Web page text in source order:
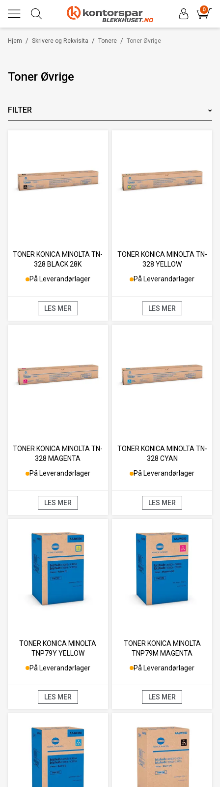
0
/
Hjem /
Skrivere og Rekvisita /
Tonere Toner Øvrige
Toner Øvrige
FILTER
TONER KONICA MINOLTA TN-
328 BLACK 28K
På Leverandørlager
LES MER
TONER KONICA MINOLTA TN-
328 YELLOW
På Leverandørlager
LES MER
TONER KONICA MINOLTA TN-
328 MAGENTA
På Leverandørlager
LES MER
TONER KONICA MINOLTA TN-
328 CYAN
På Leverandørlager
LES MER
TONER KONICA MINOLTA
TNP79Y YELLOW
C4051/C3350
På Leverandørlager
LES MER
TONER KONICA MINOLTA
TNP79M MAGENTA
C4051/C3350
På Leverandørlager
LES MER